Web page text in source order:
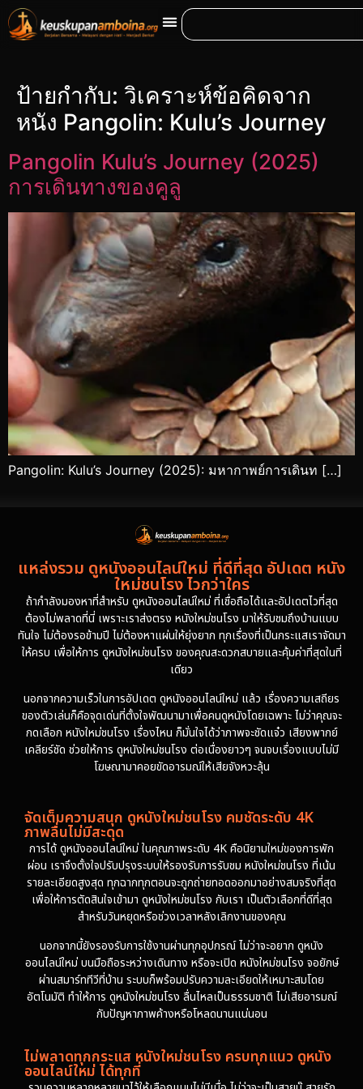
ป้ายกำกับ: วิเคราะห์ข้อคิดจาก
หนัง Pangolin: Kulu’s Journey
Pangolin Kulu’s Journey (2025)
การเดินทางของคูลู
Pangolin: Kulu’s Journey (2025): มหากาพย์การเดินท […]
แหล่งรวม ดูหนังออนไลน์ใหม่ ที่ดีที่สุด อัปเดต หนัง
ใหม่ชนโรง ไวกว่าใคร
ถ้ากำลังมองหาที่สำหรับ ดูหนังออนไลน์ใหม่ ที่เชื่อถือได้และอัปเดตไวที่สุด
ต้องไม่พลาดที่นี่ เพราะเราส่งตรง หนังใหม่ชนโรง มาให้รับชมถึงบ้านแบบ
ทันใจ ไม่ต้องรอข้ามปี ไม่ต้องหาแผ่นให้ยุ่งยาก ทุกเรื่องที่เป็นกระแสเราจัดมา
ให้ครบ เพื่อให้การ ดูหนังใหม่ชนโรง ของคุณสะดวกสบายและคุ้มค่าที่สุดในที่
เดียว
นอกจากความเร็วในการอัปเดต ดูหนังออนไลน์ใหม่ แล้ว เรื่องความเสถียร
ของตัวเล่นก็คือจุดเด่นที่ตั้งใจพัฒนามาเพื่อคนดูหนังโดยเฉพาะ ไม่ว่าคุณจะ
กดเลือก หนังใหม่ชนโรง เรื่องไหน ก็มั่นใจได้ว่าภาพจะชัดแจ๋ว เสียงพากย์
เคลียร์ชัด ช่วยให้การ ดูหนังใหม่ชนโรง ต่อเนื่องยาวๆ จนจบเรื่องแบบไม่มี
โฆษณามาคอยขัดอารมณ์ให้เสียจังหวะลุ้น
จัดเต็มความสนุก ดูหนังใหม่ชนโรง คมชัดระดับ 4K
ภาพลื่นไม่มีสะดุด
การได้ ดูหนังออนไลน์ใหม่ ในคุณภาพระดับ 4K คือนิยามใหม่ของการพัก
ผ่อน เราจึงตั้งใจปรับปรุงระบบให้รองรับการรับชม หนังใหม่ชนโรง ที่เน้น
รายละเอียดสูงสุด ทุกฉากทุกตอนจะถูกถ่ายทอดออกมาอย่างสมจริงที่สุด
เพื่อให้การตัดสินใจเข้ามา ดูหนังใหม่ชนโรง กับเรา เป็นตัวเลือกที่ดีที่สุด
สำหรับวันหยุดหรือช่วงเวลาหลังเลิกงานของคุณ
นอกจากนี้ยังรองรับการใช้งานผ่านทุกอุปกรณ์ ไม่ว่าจะอยาก ดูหนัง
ออนไลน์ใหม่ บนมือถือระหว่างเดินทาง หรือจะเปิด หนังใหม่ชนโรง จอยักษ์
ผ่านสมาร์ททีวีที่บ้าน ระบบก็พร้อมปรับความละเอียดให้เหมาะสมโดย
อัตโนมัติ ทำให้การ ดูหนังใหม่ชนโรง ลื่นไหลเป็นธรรมชาติ ไม่เสียอารมณ์
กับปัญหาภาพค้างหรือโหลดนานแน่นอน
ไม่พลาดทุกกระแส หนังใหม่ชนโรง ครบทุกแนว ดูหนัง
ออนไลน์ใหม่ ได้ทุกที่